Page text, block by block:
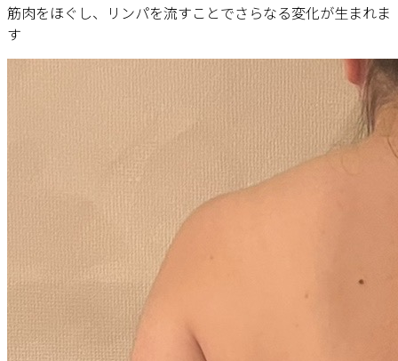
筋肉をほぐし、リンパを流すことでさらなる変化が生まれま
す